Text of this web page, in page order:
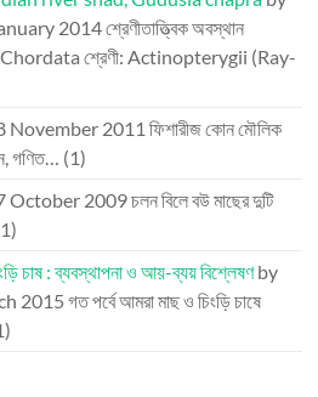
2014শ্রেণীতাত্ত্বিক অবস্থান
শ্রেণী: Actinopterygii (Ray-
November 2011 ফিশারীজ কোন মৌলিক
গণিত… (1)
October 2009চলন বিলে বউ মাছের দুটি
চাষ : ব্যবস্থাপনা ও আয়-ব্যয় বিশ্লেষণby
2015 গত পর্বে আমরা মাছ ও চিংড়ি চাষে